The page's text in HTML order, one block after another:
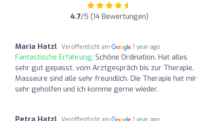
4.7/5 (14 Bewertungen)
Maria Hatzl Veröffentlicht am 1 year ago
Fantastische Erfahrung: Schöne Ordination. Hat alles
sehr gut gepasst, vom Arztgespräch bis zur Therapie.
Masseure sind alle sehr freundlich. Die Therapie hat mir
sehr geholfen und ich komme gerne wieder.
Petra Hatzl Veröffentlicht am 1 year ago